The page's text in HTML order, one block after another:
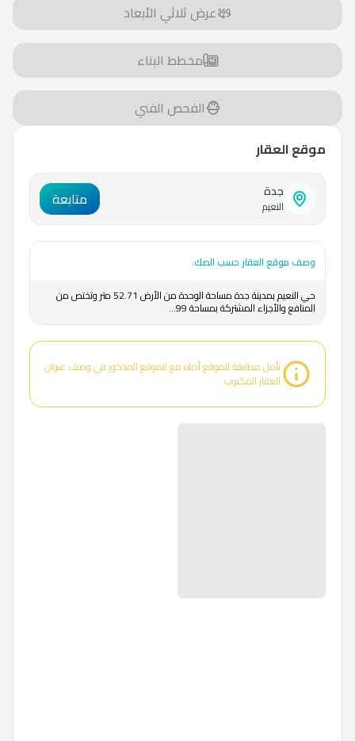
عرض ثلاثي الأبعاد
مخطط البناء
الفحص الفني
موقع العقار
جدة
النعيم متابعة
وصف موقع العقار حسب الصك:
حي النعيم بمدينة جدة مساحة الوحدة من الأرض 52.71 متر وتختص من
المنافع والأجزاء المشتركة بمساحة 99...
نأمل مطابقة الموقع أدناه مع الموقع المذكور في وصف عنوان
العقار المكتوب